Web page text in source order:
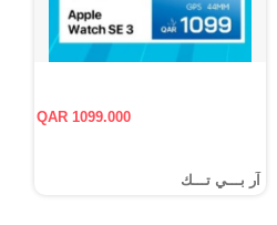
QAR 1099.000
آر بـــي تـــك